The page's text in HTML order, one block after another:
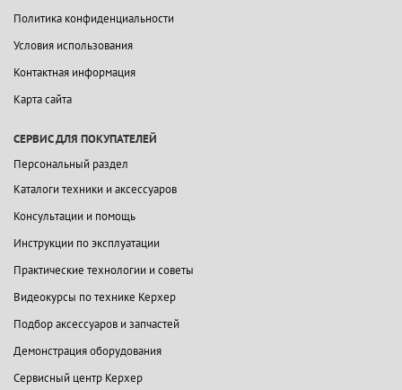
Политика конфиденциальности
Условия использования
Контактная информация
Карта сайта
СЕРВИС ДЛЯ ПОКУПАТЕЛЕЙ
Персональный раздел
Каталоги техники и аксессуаров
Консультации и помощь
Инструкции по эксплуатации
Практические технологии и советы
Видеокурсы по технике Керхер
Подбор аксессуаров и запчастей
Демонстрация оборудования
Сервисный центр Керхер